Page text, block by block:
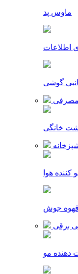
ماوس پد
اطلاعات
گوشی
مصرفی
خانگی
کننده هوا
جوش
برقی
دهنده مو